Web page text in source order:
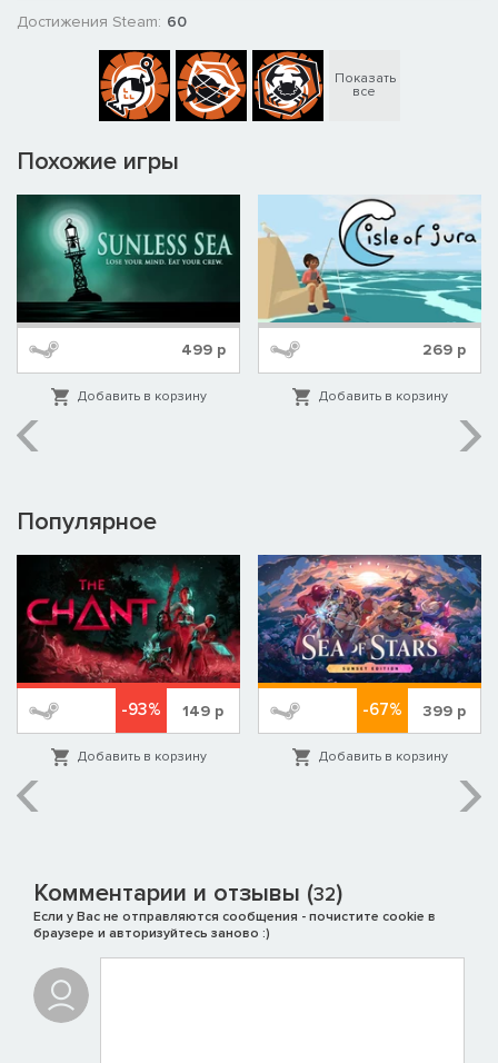
Достижения Steam: 60
Показать
все
Похожие игры
499р
Добавить в корзину
269 р
Добавить в корзину
Популярное
-93% 149 р
Добавить в корзину
-67% 399 р
Добавить в корзину
Комментарии и отзывы (32)
Если у Вас не отправляются сообщения - почистите cookie в
браузере и авторизуйтесь заново :)